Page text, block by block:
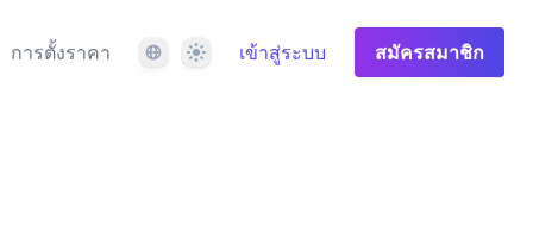
การตั้งราคา ภาษา ธีม เข้าสู่ระบบ สมัครสมาชิก